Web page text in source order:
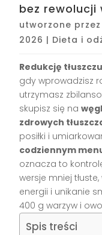
bez rewolucji
utworzone przez
2026 | Dieta i
Redukcję tłuszczu
gdy wprowadzisz
utrzymasz
skupisz się na
zdrowych
posiłki i
codziennym
oznacza to
wersje mniej
energii i unikanie
400 g warzyw i
Spis treści